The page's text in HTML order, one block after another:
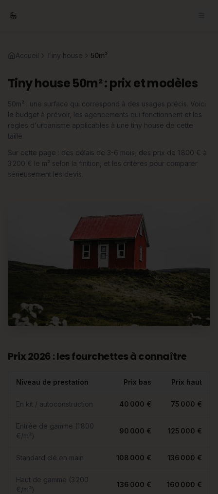
Accueil Tiny house 50m²
Tiny house 50m² : prix et modèles
50m² : une surface qui correspond à des usages précis. Voici
le budget à prévoir, les agencements qui fonctionnent et les
règles d'urbanisme applicables à une tiny house de cette
taille.
Sur cette page : des délais de 3-6 mois, des prix de 1 800 € à
3 200 € le m² selon la finition, et les critères pour comparer
sérieusement les devis.
Prix 2026 : les fourchettes à connaître
Niveau de prestation Prix bas Prix haut
En kit / autoconstruction 40 000 € 75 000 €
Entrée de gamme (1 800
€/m²)
90 000 € 125 000 €
Standard clé en main 108 000 € 136 000 €
Haut de gamme (3 200
€/m²)
136 000 € 160 000 €